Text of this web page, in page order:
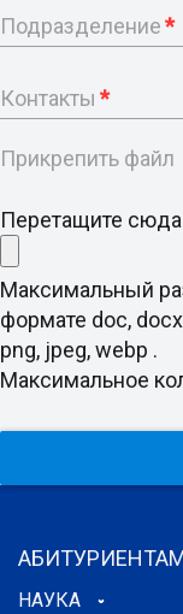
Подразделение*
Контакты *
Прикрепить файл
Перетащите
Максимальный
формате doc,
png, jpeg, webp .
Максимальное
НАУКА